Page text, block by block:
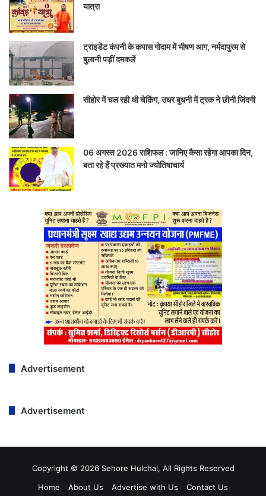
यात्रा
ट्राइडेंट कंपनी के कपास गोदाम में भीषण आग, नर्मदापुरम से
बुलानी पड़ीं दमकलें
सीहोर में चल रही थी चेकिंग, उधर बुधनी में ट्रक ने छीनी जिंदगी
06 अगस्त 2026 राशिफल : जानिए कैसा रहेगा आपका दिन,
बता रहे हैं प्रख्यात मनो ज्योतिषाचार्य
Advertisement
Advertisement
Copyright © 2026 Sehore Hulchal, All Rights Reserved
Home
About Us Advertise with Us Contact Us